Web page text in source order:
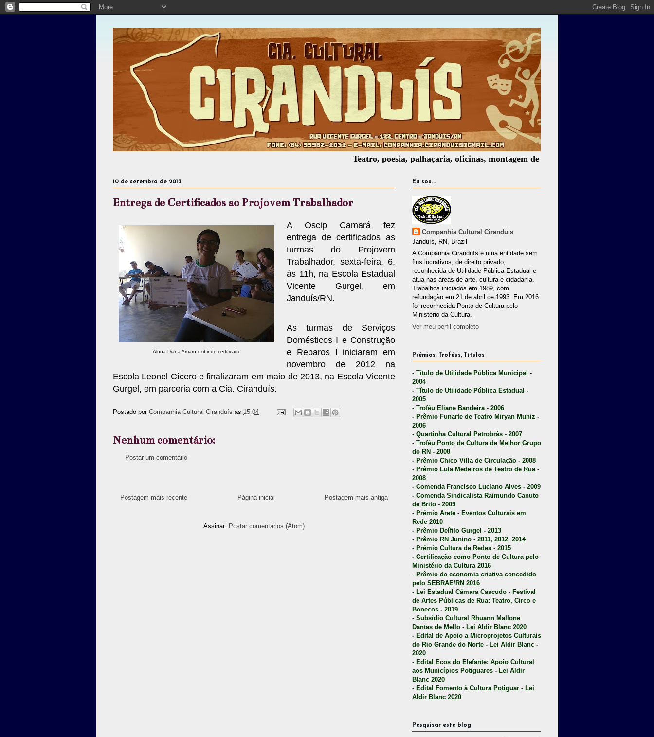
Teatro, poesia, palhaçaria, oficinas, montagem de espetáculos, assessoria cultural,
10 de setembro de 2013
Entrega de Certificados ao Projovem Trabalhador
Aluna Diana Amaro exibindo certificado
A Oscip Camará fez
entrega de certificados as
turmas do Projovem
Trabalhador, sexta-feira, 6,
às 11h, na Escola Estadual
Vicente Gurgel, em
Janduís/RN.
As turmas de Serviços
Domésticos I e Construção
e Reparos I iniciaram em
novembro de 2012 na
Escola Leonel Cícero e finalizaram em maio de 2013, na Escola Vicente
Gurgel, em parceria com a Cia. Ciranduís.
Postado por Companhia Cultural Ciranduís às 15:04
Nenhum comentário:
Postar um comentário
Postagem mais recente Postagem mais antiga
Página inicial
Assinar: Postar comentários (Atom)
Eu sou...
Companhia Cultural Ciranduís
Janduís, RN, Brazil
A Companhia Ciranduís é uma entidade sem
fins lucrativos, de direito privado,
reconhecida de Utilidade Pública Estadual e
atua nas àreas de arte, cultura e cidadania.
Trabalhos iniciados em 1989, com
refundação em 21 de abril de 1993. Em 2016
foi reconhecida Ponto de Cultura pelo
Ministério da Cultura.
Ver meu perfil completo
Prêmios, Troféus, Títulos
- Título de Utilidade Pública Municipal -
2004
- Título de Utilidade Pública Estadual -
2005
- Troféu Eliane Bandeira - 2006
- Prêmio Funarte de Teatro Miryan Muniz -
2006
- Quartinha Cultural Petrobrás - 2007
- Troféu Ponto de Cultura de Melhor Grupo
do RN - 2008
- Prêmio Chico Villa de Circulação - 2008
- Prêmio Lula Medeiros de Teatro de Rua -
2008
- Comenda Francisco Luciano Alves - 2009
- Comenda Sindicalista Raimundo Canuto
de Brito - 2009
- Prêmio Areté - Eventos Culturais em
Rede 2010
- Prêmio Deífilo Gurgel - 2013
- Prêmio RN Junino - 2011, 2012, 2014
- Prêmio Cultura de Redes - 2015
- Certificação como Ponto de Cultura pelo
Ministério da Cultura 2016
- Prêmio de economia criativa concedido
pelo SEBRAE/RN 2016
- Lei Estadual Câmara Cascudo - Festival
de Artes Públicas de Rua: Teatro, Circo e
Bonecos - 2019
- Subsídio Cultural Rhuann Mallone
Dantas de Mello - Lei Aldir Blanc 2020
- Edital de Apoio a Microprojetos Culturais
do Rio Grande do Norte - Lei Aldir Blanc -
2020
- Edital Ecos do Elefante: Apoio Cultural
aos Municípios Potiguares - Lei Aldir
Blanc 2020
- Edital Fomento à Cultura Potiguar - Lei
Aldir Blanc 2020
Pesquisar este blog